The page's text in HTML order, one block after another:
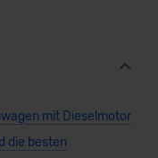
mit Dieselmotor
die besten